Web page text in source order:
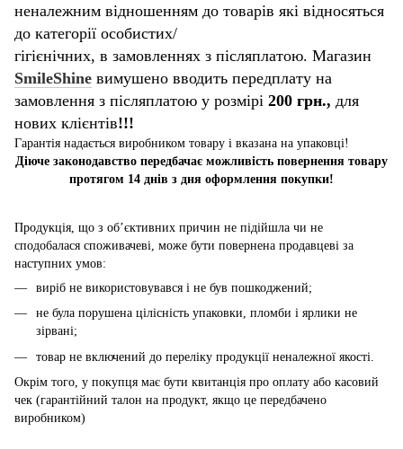
неналежним відношенням до товарів які відносяться
до категорії особистих/
гігієнічних, в замовленнях з післяплатою. Магазин
SmileShine вимушено вводить передплату на
замовлення з післяплатою у розмірі 200 грн., для
нових клієнтів!!!
Гарантія надається виробником товару і вказана на упаковці!
Діюче законодавство передбачає можливість повернення товару
протягом 14 днів з дня оформлення покупки!
Продукція, що з об’єктивних причин не підійшла чи не
сподобалася споживачеві, може бути повернена продавцеві за
наступних умов:
виріб не використовувався і не був пошкоджений;
не була порушена цілісність упаковки, пломби і ярлики не
зірвані;
товар не включений до переліку продукції неналежної якості.
Окрім того, у покупця має бути квитанція про оплату або касовий
чек (гарантійний талон на продукт, якщо це передбачено
виробником)